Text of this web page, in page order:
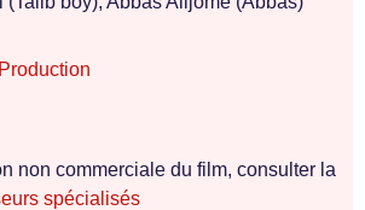
non commerciale du film, consulter la
spécialisés